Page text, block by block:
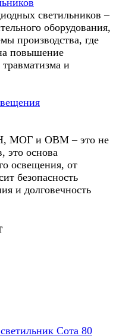
светильников –
оборудования,
производства, где
повышение
и
МОГ и ОВМ – это не
это основа
освещения, от
безопасность
и долговечность
Сота 80